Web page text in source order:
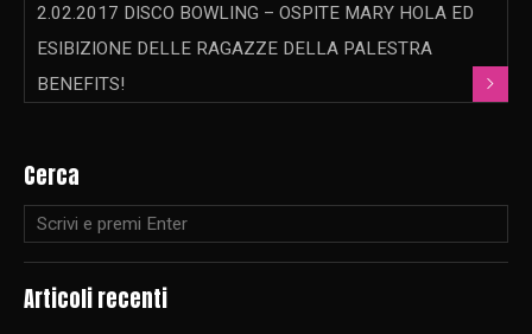
2.02.2017 DISCO BOWLING – OSPITE MARY HOLA ED
ESIBIZIONE DELLE RAGAZZE DELLA PALESTRA
BENEFITS!
Cerca
Articoli recenti